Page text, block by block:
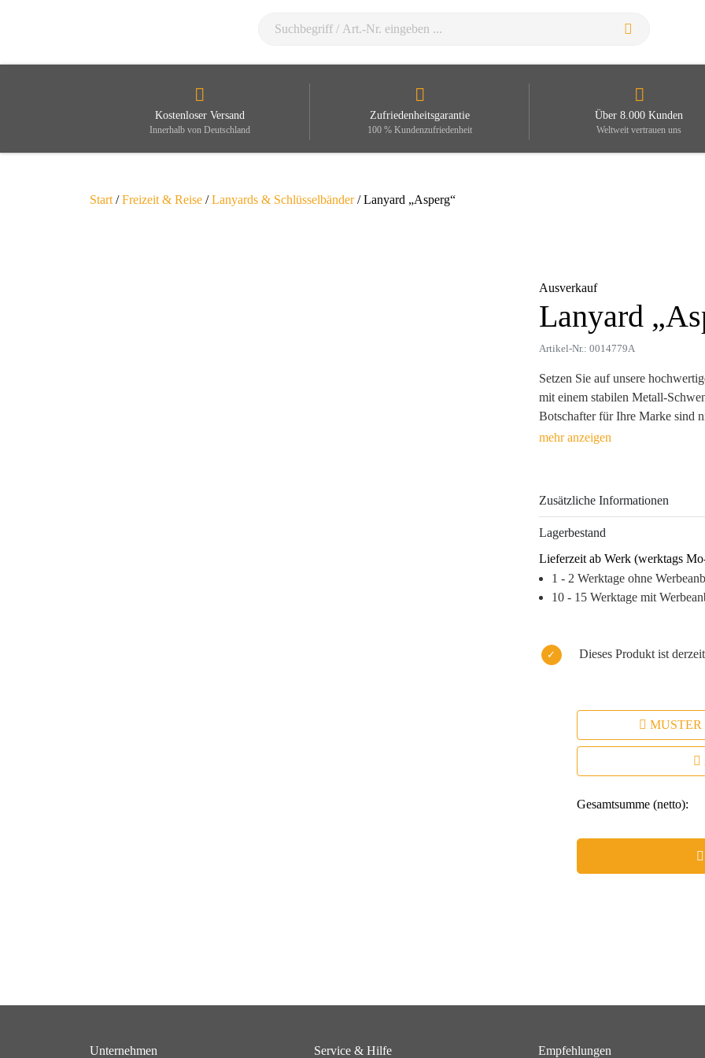
Kostenloser Versand
Innerhalb von Deutschland
Zufriedenheitsgarantie
100 % Kundenzufriedenheit
Über 8.000 Kunden
Weltweit vertrauen uns
Start /Freizeit & Reise /Lanyards & Schlüsselbänder/ Lanyard „Asperg“
Ausverkauf
Lanyard
Artikel-Nr.: 0014779A
Setzen Sie auf unsere
mit einem stabilen Metall-
Botschafter für Ihre Marke sind
einer Vielzahl attraktiver Farben
Der praktische Einsatz entfaltet
Entscheiden Sie sich für ein
geschätzt – für verstärktes
Warum dieses Produkt Ihre
– Breite Farbpalette passt zu
– Robuste Verarbeitung für
Zusätzliche Informationen
Lagerbestand
Lieferzeit ab Werk (werktags
1 - 2 Werktage ohne
10 - 15 Werktage mit
Dieses Produkt ist
MUSTER
Gesamtsumme (netto):
Unternehmen Service & Hilfe Empfehlungen